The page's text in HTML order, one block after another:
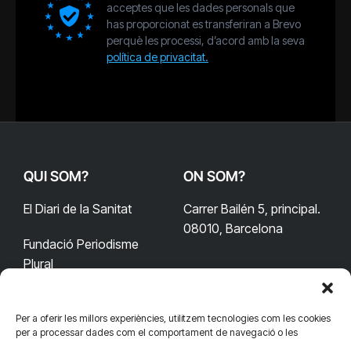
Per a oferir les millors experiències, utilitzem tecnologies com les cookies
per a processar dades com el comportament de navegació o les
acceptes que les dades personals que
has proporcionat es transferiran a Brevo
perquè les processi, d’acord amb la seva
política de privacitat.
QUI SOM?
El Diari de la Sanitat
Fundació Periodisme
Plural
ON SOM?
Carrer Bailén 5, principal.
08010, Barcelona
CONTACTA'NS CONNECTA